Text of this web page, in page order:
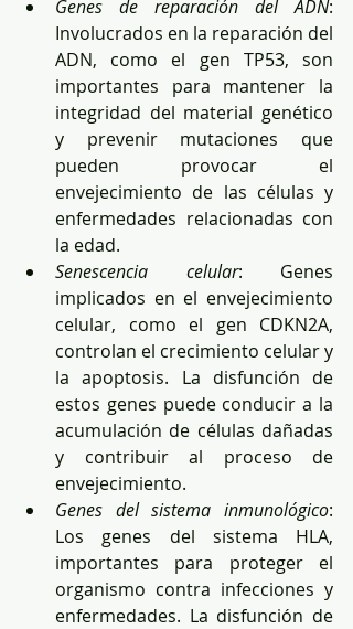
Genes de reparación del ADN:
Involucrados en la reparación del
ADN, como el gen TP53, son
importantes para mantener la
integridad del material genético
y prevenir mutaciones que
pueden provocar el
envejecimiento de las células y
enfermedades relacionadas con
la edad.
Senescencia celular: Genes
implicados en el envejecimiento
celular, como el gen CDKN2A,
controlan el crecimiento celular y
la apoptosis. La disfunción de
estos genes puede conducir a la
acumulación de células dañadas
y contribuir al proceso de
envejecimiento.
Genes del sistema inmunológico:
Los genes del sistema HLA,
importantes para proteger el
organismo contra infecciones y
enfermedades. La disfunción de